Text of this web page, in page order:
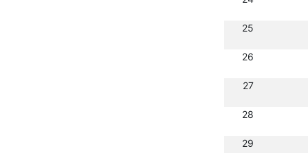
25
26
27
28
29